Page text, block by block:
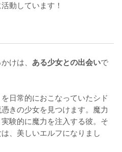
動しています！
けは、 ある少女との出会いで
日常的におこなっていたシド
きの少女を見つけます。魔力
験的に魔力を注入する彼。そ
、美しいエルフになりまし